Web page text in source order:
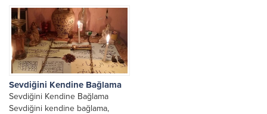
kişinin sana...
Sevdiğini Kendine Bağlama
Sevdiğini Kendine Bağlama
Sevdiğini kendine bağlama,